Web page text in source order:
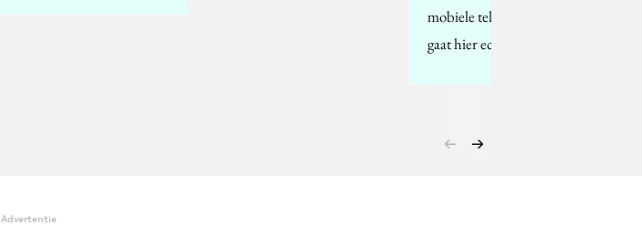
mobiele telefoon. Het
gaat hier echter om…
Advertentie